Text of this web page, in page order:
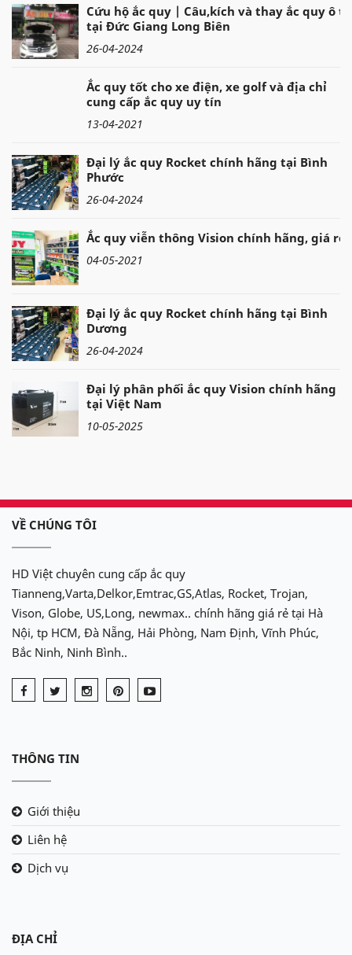
Cứu hộ ắc quy | Câu,kích và thay ắc quy ô tô
tại Đức Giang Long Biên
26-04-2024
Ắc quy tốt cho xe điện, xe golf và địa chỉ
cung cấp ắc quy uy tín
13-04-2021
Đại lý ắc quy Rocket chính hãng tại Bình
Phước
26-04-2024
Ắc quy viễn thông Vision chính hãng, giá rẻ
04-05-2021
Đại lý ắc quy Rocket chính hãng tại Bình
Dương
26-04-2024
Đại lý phân phối ắc quy Vision chính hãng
tại Việt Nam
10-05-2025
VỀ CHÚNG TÔI
HD Việt chuyên cung cấp ắc quy
Tianneng,Varta,Delkor,Emtrac,GS,Atlas, Rocket, Trojan,
Vison, Globe, US,Long, newmax.. chính hãng giá rẻ tại Hà
Nội, tp HCM, Đà Nẵng, Hải Phòng, Nam Định, Vĩnh Phúc,
Bắc Ninh, Ninh Bình..
THÔNG TIN
Giới thiệu
Liên hệ
Dịch vụ
ĐỊA CHỈ